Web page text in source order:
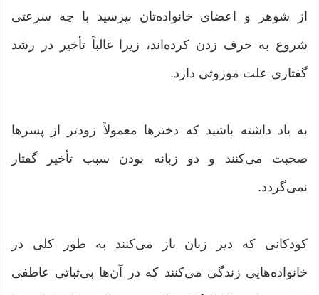
از شوهر و اعضای خانواده‌تان بپرسید با چه سرعتی
شروع به حرف زدن کرده‌اند، زیرا غالباً تأخیر در رشد
گفتاری علت موروثی دارد.
به یاد داشته باشید که دخترها معمولاً زودتر از پسرها
صحبت می‌کنند و دو زبانه بودن سبب تأخیر گفتار
نمی‌گردد.
کودکانی که دیر زبان باز می‌کنند به طور کلی در
خانواده‌هایی زندگی می‌کنند که در آن‌ها بی‌ثباتی عاطفی